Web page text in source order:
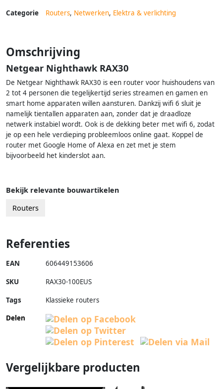
Categorie Routers, Netwerken, Elektra & verlichting
Omschrijving
Netgear Nighthawk RAX30
De Netgear Nighthawk RAX30 is een router voor huishoudens van
2 tot 4 personen die tegelijkertijd series streamen en gamen en
smart home apparaten willen aansturen. Dankzij wifi 6 sluit je
namelijk tientallen apparaten aan, zonder dat je draadloze
netwerk instabiel wordt. Ook is de dekking beter met wifi 6, zodat
je op een hele verdieping probleemloos online gaat. Koppel de
router met Google Home of Alexa en zet met je stem
bijvoorbeeld het kinderslot aan.
Bekijk relevante bouwartikelen
Routers
Referenties
EAN 606449153606
SKU RAX30-100EUS
Tags
Klassieke routers
Delen
Vergelijkbare producten